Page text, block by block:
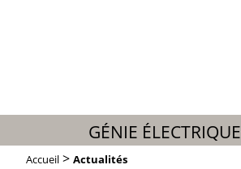
GÉNIE ÉLECTRIQUE
Accueil > Actualités